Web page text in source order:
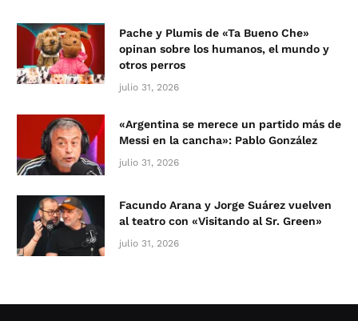
Pache y Plumis de «Ta Bueno Che»
opinan sobre los humanos, el mundo y
otros perros
julio 31, 2026
«Argentina se merece un partido más de
Messi en la cancha»: Pablo González
julio 31, 2026
Facundo Arana y Jorge Suárez vuelven
al teatro con «Visitando al Sr. Green»
julio 31, 2026